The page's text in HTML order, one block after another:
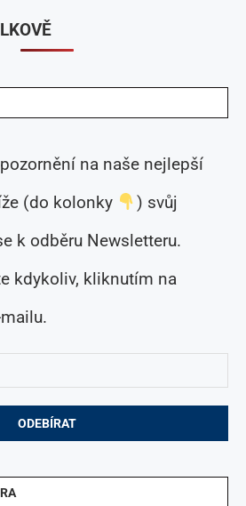
na naše nejlepší
(do kolonky
) svůj
k odběru Newsletteru.
kdykoliv, kliknutím na